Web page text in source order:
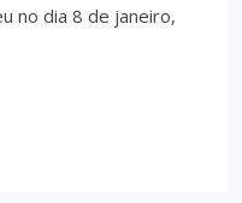
no dia 8 de janeiro,